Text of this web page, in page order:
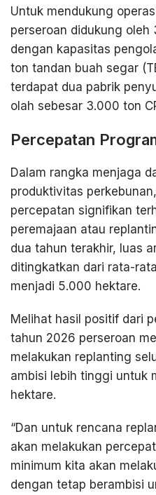
Untuk mendukung
perseroan didukung
dengan kapasitas
ton tandan buah segar
terdapat dua pabrik
olah sebesar 3.000 ton
Percepatan
Dalam rangka menjaga
produktivitas
percepatan signifikan
peremajaan atau
dua tahun terakhir, luas
ditingkatkan dari rata-
menjadi 5.000 hektare.
Melihat hasil positif dari
tahun 2026 perseroan
melakukan replanting
ambisi lebih tinggi untuk
hektare.
“Dan untuk rencana
akan melakukan
minimum kita akan
dengan tetap berambisi